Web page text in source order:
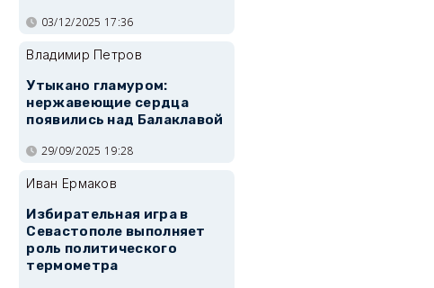
03/12/2025 17:36
Владимир Петров
Утыкано гламуром:
нержавеющие сердца
появились над Балаклавой
29/09/2025 19:28
Иван Ермаков
Избирательная игра в
Севастополе выполняет
роль политического
термометра